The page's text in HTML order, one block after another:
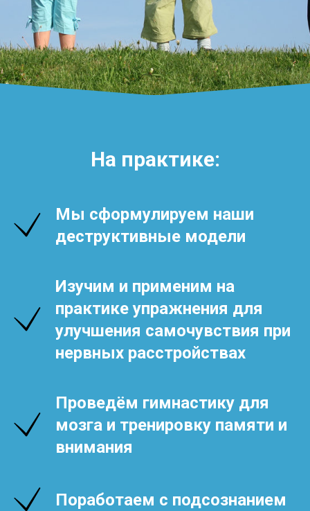
На практике:
Мы сформулируем наши
деструктивные модели
Изучим и применим на
практике упражнения для
улучшения самочувствия при
нервных расстройствах
Проведём гимнастику для
мозга и тренировку памяти и
внимания
Поработаем с подсознанием